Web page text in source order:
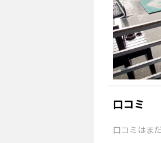
口コミ
口コミはま